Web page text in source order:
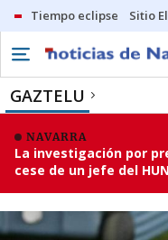
Tiempo eclipse Sitio
GAZTELU
NAVARRA
La investigación por
cese de un jefe del HUN